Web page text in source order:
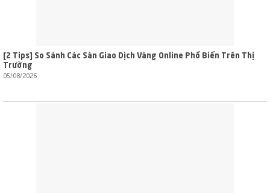
[2 Tips] So Sánh Các Sàn Giao Dịch Vàng Online Phổ Biến Trên Thị
Trường
05/08/2026